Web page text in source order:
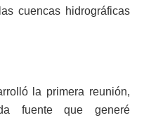
cuencas hidrográficas
la primera reunión,
fuente que generé